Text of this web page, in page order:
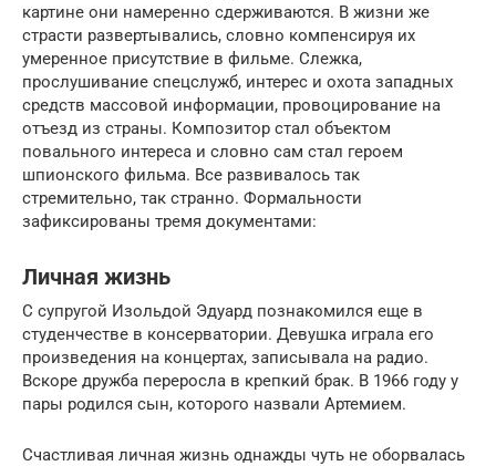
картине они намеренно сдерживаются. В жизни же
страсти развертывались, словно компенсируя их
умеренное присутствие в фильме. Слежка,
прослушивание спецслужб, интерес и охота западных
средств массовой информации, провоцирование на
отъезд из страны. Композитор стал объектом
повального интереса и словно сам стал героем
шпионского фильма. Все развивалось так
стремительно, так странно. Формальности
зафиксированы тремя документами:
Личная жизнь
С супругой Изольдой Эдуард познакомился еще в
студенчестве в консерватории. Девушка играла его
произведения на концертах, записывала на радио.
Вскоре дружба переросла в крепкий брак. В 1966 году у
пары родился сын, которого назвали Артемием.
Счастливая личная жизнь однажды чуть не оборвалась